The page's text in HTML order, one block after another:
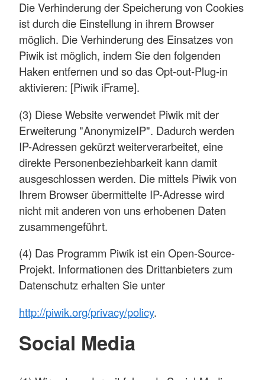
Die Verhinderung der Speicherung von Cookies
ist durch die Einstellung in ihrem Browser
möglich. Die Verhinderung des Einsatzes von
Piwik ist möglich, indem Sie den folgenden
Haken entfernen und so das Opt-out-Plug-in
aktivieren: [Piwik iFrame].
(3) Diese Website verwendet Piwik mit der
Erweiterung "AnonymizeIP". Dadurch werden
IP-Adressen gekürzt weiterverarbeitet, eine
direkte Personenbeziehbarkeit kann damit
ausgeschlossen werden. Die mittels Piwik von
Ihrem Browser übermittelte IP-Adresse wird
nicht mit anderen von uns erhobenen Daten
zusammengeführt.
(4) Das Programm Piwik ist ein Open-Source-
Projekt. Informationen des Drittanbieters zum
Datenschutz erhalten Sie unter
http://piwik.org/privacy/policy.
Social Media